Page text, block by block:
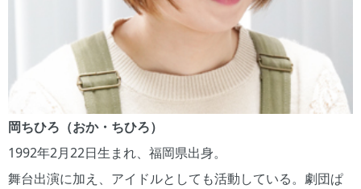
岡ちひろ（おか・ちひろ）
1992年2月22日生まれ、福岡県出身。
舞台出演に加え、アイドルとしても活動している。劇団ぱ